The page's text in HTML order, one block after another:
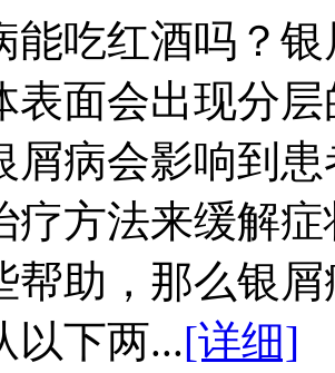
能吃红酒吗？
表面会出现分
屑病会影响到
疗方法来缓解
帮助，那么银
以下两...[详细]